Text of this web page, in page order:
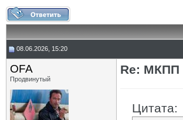
08.06.2026, 15:20
OFA
Продвинутый
Re: МКПП
Цитата: